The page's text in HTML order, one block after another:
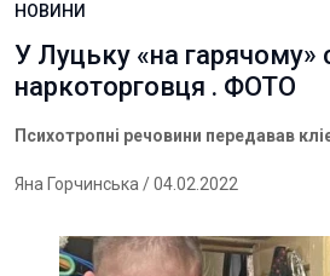
НОВИНИ
У Луцьку «на гарячому»
наркоторговця . ФОТО
П сихотропні речовини передавав
Яна Горчинська / 04.02.2022